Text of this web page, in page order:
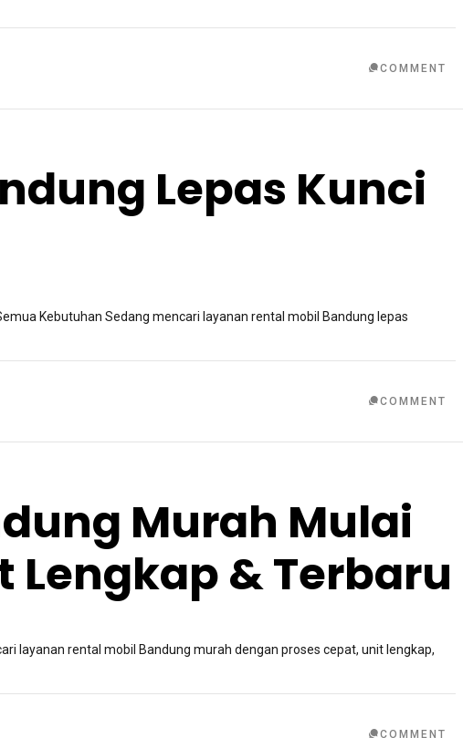
COMMENT
Lepas Kunci
Kebutuhan Sedang mencari layanan rental mobil Bandung lepas
COMMENT
Murah Mulai
Lengkap & Terbaru
layanan rental mobil Bandung murah dengan proses cepat, unit lengkap,
COMMENT